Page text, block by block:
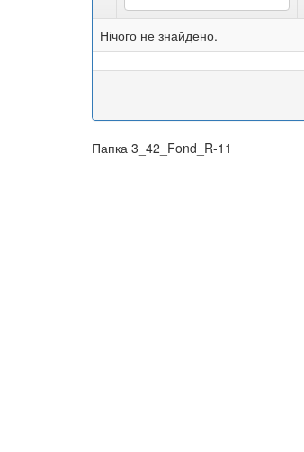
Нічого не знайдено.
Папка 3_42_Fond_R-11